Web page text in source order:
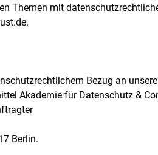
Themen mit
Bezug an
Akademie für Datenschutz &
Berlin.